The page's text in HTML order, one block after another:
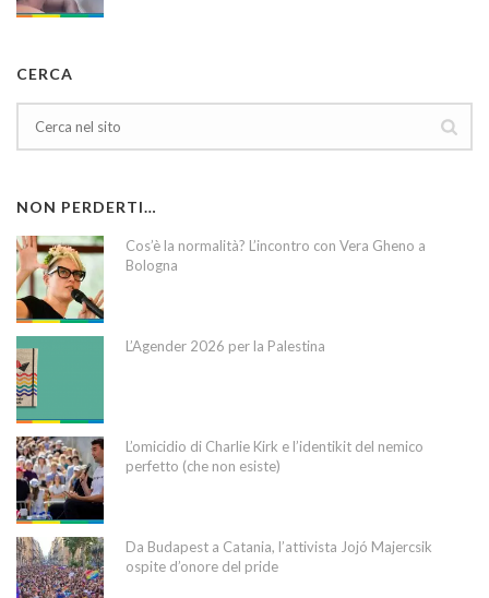
CERCA
NON PERDERTI…
Cos’è la normalità? L’incontro con Vera Gheno a
Bologna
L’Agender 2026 per la Palestina
L’omicidio di Charlie Kirk e l’identikit del nemico
perfetto (che non esiste)
Da Budapest a Catania, l’attivista Jojó Majercsik
ospite d’onore del pride